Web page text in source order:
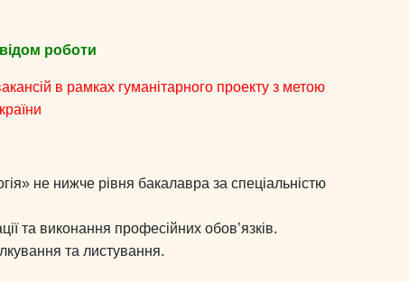
роботи
в рамках гуманітарного проекту з метою
не нижче рівня бакалавра за спеціальністю
та виконання професійних обов’язків.
та листування.